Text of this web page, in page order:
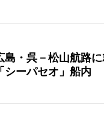
島・呉－松山航路
シーパセオ」船内